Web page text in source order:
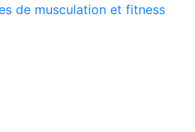
de musculation et fitness